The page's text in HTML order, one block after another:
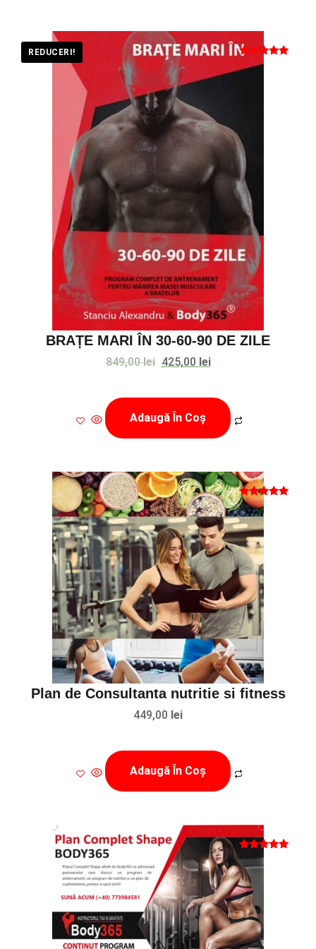
REDUCERI!
BRAȚE MARI ÎN 30-60-90 DE ZILE
Evaluat la
849,00lei Prețul
a
fost:
849,00 lei.
425,00 leiPrețul
este:
425,00 lei.
Adaugă În Coș
Plan de Consultanta nutritie si fitness
Evaluat la
5.00
449,00 lei
Adaugă În Coș
Evaluat la
5.00